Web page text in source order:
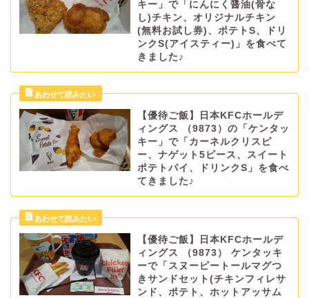
キー」で「にんにく醤油(骨な
し)チキン、オリジナルチキン
(無料お試し券)、ポテトS、ドリ
ンクS(アイスティー)」を食べて
きました♪
【優待ご飯】日本KFCホールデ
ィングス （9873）の「ケンタッ
キー」で「カーネルクリスピ
ー、ナゲット5ピース、スイート
ポテトパイ、ドリンクS」を食べ
てきました♪
【優待ご飯】日本KFCホールデ
ィングス （9873） ケンタッキ
ーで「スヌーピートールマグつ
きサンドセット(チキンフィレサ
ンド、ポテト、ホットアッサム